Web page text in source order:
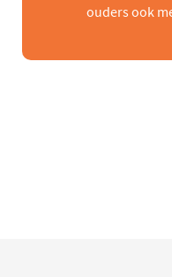
ouders ook